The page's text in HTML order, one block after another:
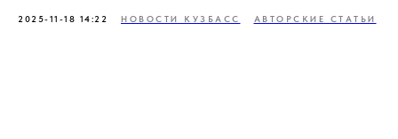
2025-11-18 14:22 НОВОСТИ КУЗБАСС АВТОРСКИЕ СТАТЬИ